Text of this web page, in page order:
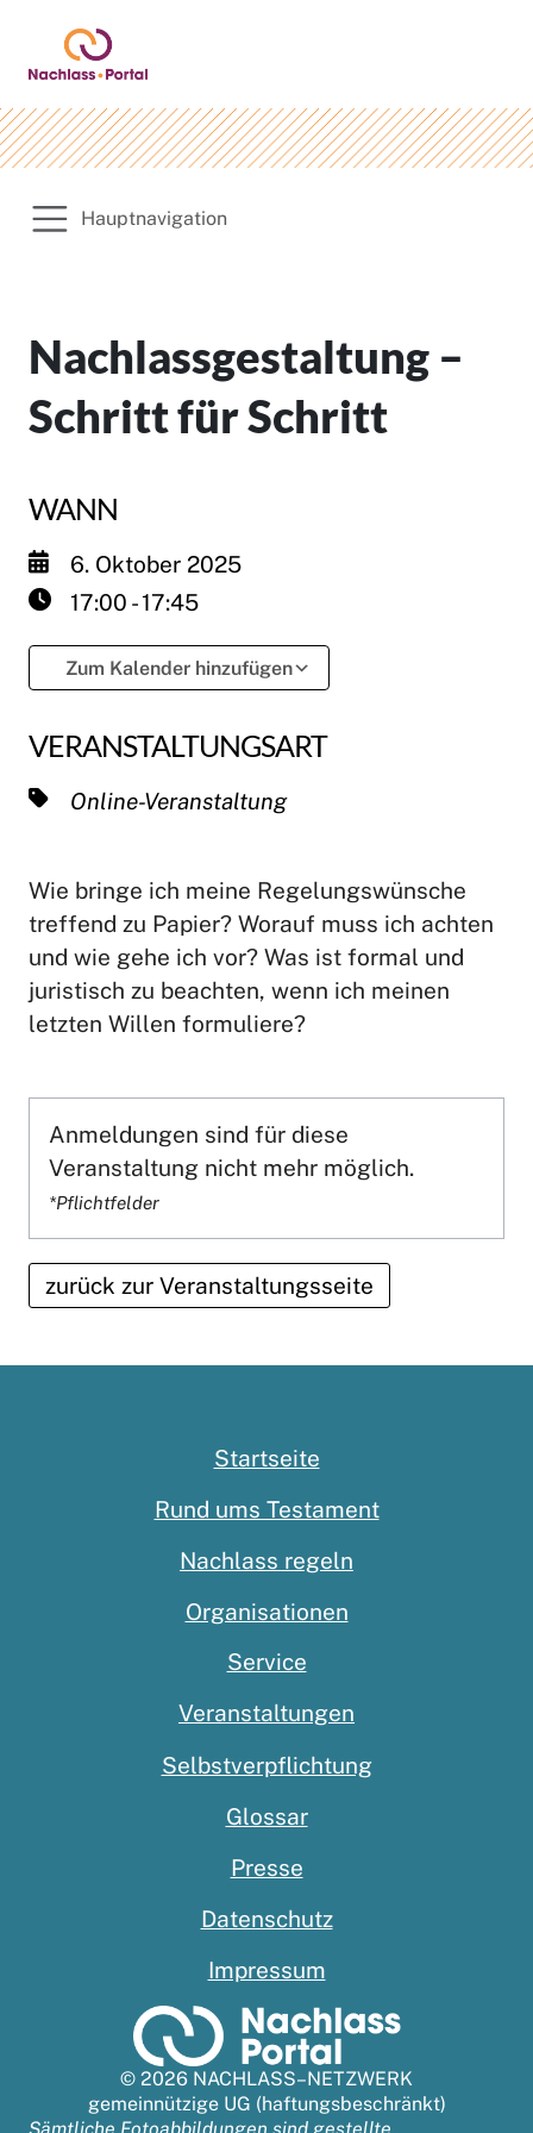
Hauptnavigation
Nachlassgestaltung –
Schritt für Schritt
WANN
6. Oktober 2025
17:00 - 17:45
Zum Kalender hinzufügen
VERANSTALTUNGSART
Online-Veranstaltung
Wie bringe ich meine Regelungswünsche
treffend zu Papier? Worauf muss ich achten
und wie gehe ich vor? Was ist formal und
juristisch zu beachten, wenn ich meinen
letzten Willen formuliere?
Anmeldungen sind für diese
Veranstaltung nicht mehr möglich.
*Pflichtfelder
zurück zur Veranstaltungsseite
Startseite
Rund ums Testament
Nachlass regeln
Organisationen
Service
Veranstaltungen
Selbstverpflichtung
Glossar
Presse
Datenschutz
Impressum
© 2026 NACHLASS–NETZWERK
gemeinnützige UG (haftungsbeschränkt)
Sämtliche Fotoabbildungen sind gestellte